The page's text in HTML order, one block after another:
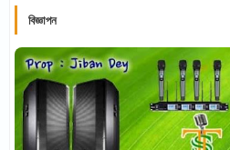
বিজ্ঞাপন